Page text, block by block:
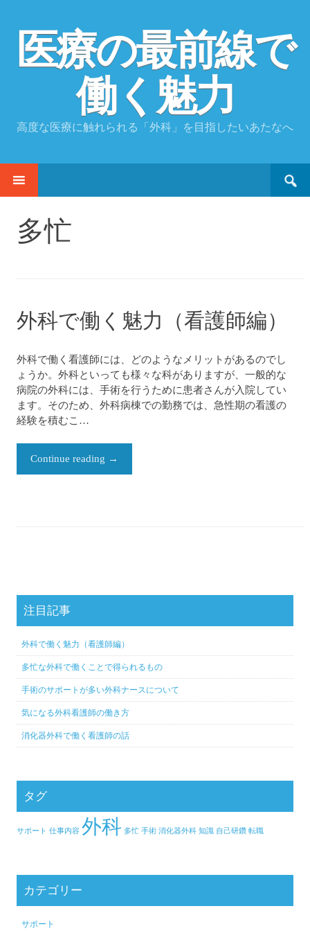
医療の最前線で
働く魅力
高度な医療に触れられる「外科」を目指したいあたなへ
SKIP
多忙
外科で働く魅力（看護師編）
外科で働く看護師には、どのようなメリットがあるのでし
ょうか。外科といっても様々な科がありますが、一般的な
病院の外科には、手術を行うために患者さんが入院してい
ます。そのため、外科病棟での勤務では、急性期の看護の
経験を積むこ…
Continue reading →
注目記事
外科で働く魅力（看護師編）
多忙な外科で働くことで得られるもの
手術のサポートが多い外科ナースについて
気になる外科看護師の働き方
消化器外科で働く看護師の話
タグ
サポート 仕事内容 外科 多忙 手術 消化器外科 知識 自己研鑽 転職
カテゴリー
サポート